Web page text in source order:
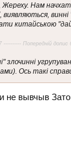
Жереху. Нам
виявляються,
китайською
---------- Попередній
злочинні
Ось такі
не вывчыв